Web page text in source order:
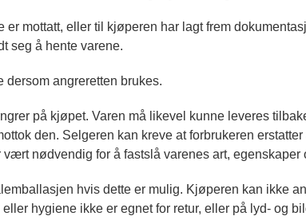
mottatt, eller til kjøperen har lagt frem
seg å hente varene.
angreretten brukes.
på kjøpet. Varen må likevel kunne leveres
den. Selgeren kan kreve at forbrukeren
nødvendig for å fastslå varenes art, egenskaper
hvis dette er mulig. Kjøperen kan ikke
hygiene ikke er egnet for retur, eller på lyd- og